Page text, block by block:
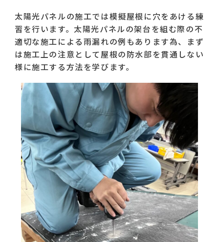
太陽光パネルの施工では模擬屋根に穴をあける練
習を行います。太陽光パネルの架台を組む際の不
適切な施工による雨漏れの例もあります為、まず
は施工上の注意として屋根の防水部を貫通しない
様に施工する方法を学びます。